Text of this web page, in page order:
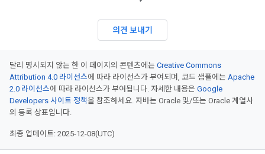
의견 보내기
달리 명시되지 않는 한 이 페이지의 콘텐츠에는 Creative Commons
Attribution 4.0 라이선스에 따라 라이선스가 부여되며, 코드 샘플에는 Apache
2.0 라이선스에 따라 라이선스가 부여됩니다. 자세한 내용은 Google
Developers 사이트 정책을 참조하세요. 자바는 Oracle 및/또는 Oracle 계열사
의 등록 상표입니다.
최종 업데이트: 2025-12-08(UTC)